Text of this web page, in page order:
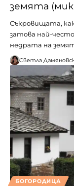
земята
Съкровищата,
затова най-
недрата на
Светла
БОГОРОДИЦА